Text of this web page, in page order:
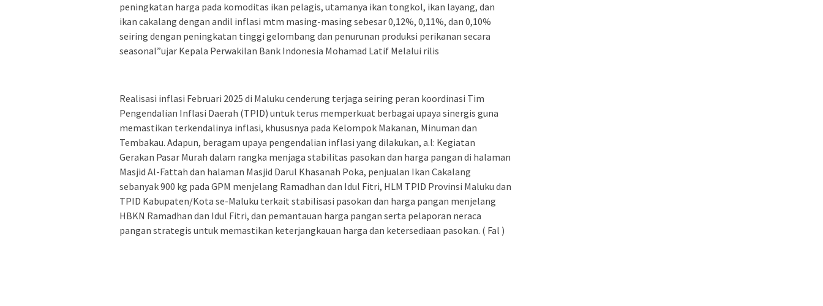
peningkatan harga pada komoditas ikan pelagis, utamanya ikan tongkol, ikan layang, dan
ikan cakalang dengan andil inflasi mtm masing-masing sebesar 0,12%, 0,11%, dan 0,10%
seiring dengan peningkatan tinggi gelombang dan penurunan produksi perikanan secara
seasonal”ujar Kepala Perwakilan Bank Indonesia Mohamad Latif Melalui rilis
Realisasi inflasi Februari 2025 di Maluku cenderung terjaga seiring peran koordinasi Tim
Pengendalian Inflasi Daerah (TPID) untuk terus memperkuat berbagai upaya sinergis guna
memastikan terkendalinya inflasi, khususnya pada Kelompok Makanan, Minuman dan
Tembakau. Adapun, beragam upaya pengendalian inflasi yang dilakukan, a.l: Kegiatan
Gerakan Pasar Murah dalam rangka menjaga stabilitas pasokan dan harga pangan di halaman
Masjid Al-Fattah dan halaman Masjid Darul Khasanah Poka, penjualan Ikan Cakalang
sebanyak 900 kg pada GPM menjelang Ramadhan dan Idul Fitri, HLM TPID Provinsi Maluku dan
TPID Kabupaten/Kota se-Maluku terkait stabilisasi pasokan dan harga pangan menjelang
HBKN Ramadhan dan Idul Fitri, dan pemantauan harga pangan serta pelaporan neraca
pangan strategis untuk memastikan keterjangkauan harga dan ketersediaan pasokan. ( Fal )